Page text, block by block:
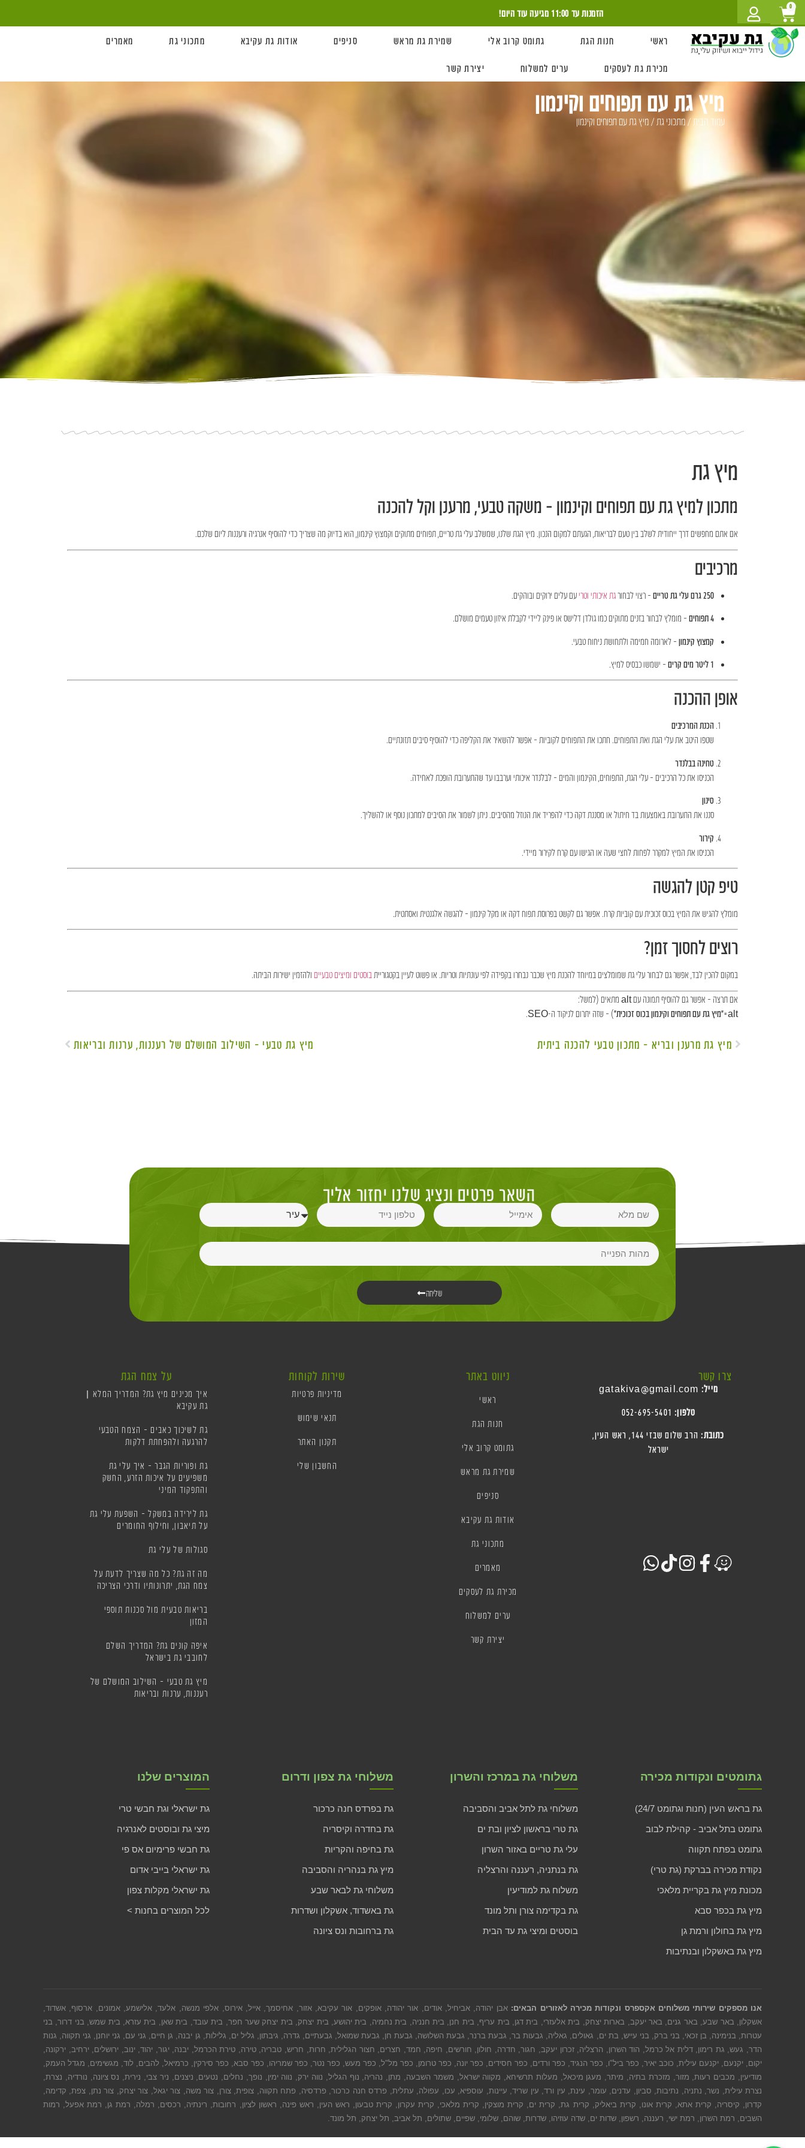
לתוכן
0
הזמנות עד 11:00 מגיעה עוד היום!
ראשי חנות הגת גתומט קרוב אלי שמירת גת מראש סניפים אודות גת עקיבא מתכוני גת מאמרים
מכירת גת לעסקים ערים למשלוח יצירת קשר
מיץ גת עם תפוחים וקינמון
עמוד הבית/מתכוני גת/ מיץ גת עם תפוחים וקינמון
מיץ גת
מתכון למיץ גת עם תפוחים וקינמון – משקה טבעי, מרענן וקל להכנה
אם אתם מחפשים דרך ייחודית לשלב בין טעם לבריאות, הגעתם למקום הנכון. מיץ הגת שלנו, שמשלב עלי גת טריים, תפוחים מתוקים וקמצוץ קינמון, הוא בדיוק מה שצריך כדי להוסיף אנרגיה ורעננות ליום שלכם.
מרכיבים
250 גרם עלי גת טריים – רצוי לבחורגת איכותי וטריעם עלים ירוקים ובוהקים.
4 תפוחים – מומלץ לבחור בזנים מתוקים כמו גולדן דלישס או פינק ליידי לקבלת איזון טעמים מושלם.
קמצוץ קינמון – לארומה חמימה ולתחושת ניחוח טבעי.
1 ליטר מים קרים – ישמשו כבסיס למיץ.
אופן ההכנה
הכנת המרכיבים
שטפו היטב את עלי הגת ואת התפוחים. חתכו את התפוחים לקוביות – אפשר להשאיר את הקליפה כדי להוסיף סיבים תזונתיים.
טחינה בבלנדר
הכניסו את כל הרכיבים – עלי הגת, התפוחים, הקינמון והמים – לבלנדר איכותי וערבבו עד שהתערובת הופכת לאחידה.
סינון
סננו את התערובת באמצעות בד חיתול או מסננת דקה כדי להפריד את הנוזל מהסיבים. ניתן לשמור את הסיבים למתכון נוסף או להשליך.
קירור
הכניסו את המיץ למקרר לפחות לחצי שעה או הגישו עם קרח לקירור מיידי.
טיפ קטן להגשה
מומלץ להגיש את המיץ בכוס זכוכית עם קוביות קרח. אפשר גם לקשט בפרוסת תפוח דקה או מקל קינמון – להגשה אלגנטית ואסתטית.
רוצים לחסוך זמן?
במקום להכין לבד, אפשר גם לבחורעלי גת שמומלצים במיוחד להכנת מיץ שכבר נבחרו בקפידה לפי עונתיות וטריות. או פשוט לעיין בקטגוריית בוסטים ומיצים טבעיים ולהזמין ישירות הביתה.
אם תרצה – אפשר גם להוסיף תמונה עם alt מתאים (למשל:
alt="מיץ גת עם תפוחים וקינמון בכוס זכוכית"
) – שזה יתרום לניקוד ה-SEO.
מיץ גת מרענן ובריא – מתכון טבעי להכנה ביתית מיץ גת טבעי – השילוב המושלם של רעננות, ערנות ובריאות
השאר פרטים ונציג שלנו יחזור אליך
שליחה
צרו קשר
מייל: gatakiva@gmail.com
טלפון: 052-695-5401
כתובת: הרב שלום שבזי 144, ראש העין
,
ישראל
ניווט באתר
ראשי
חנות הגת
גתומט קרוב אלי
שמירת גת מראש
סניפים
אודות גת עקיבא
מתכוני גת
מאמרים
מכירת גת לעסקים
ערים למשלוח
יצירת קשר
שירות לקוחות
מדיניות פרטיות
תנאי שימוש
תקנון האתר
החשבון שלי
על צמח הגת
איך מכינים מיץ גת? המדריך המלא |
גת עקיבא
גת לשיכוך כאבים – הצמח הטבעי
להרגעה ולהפחתת דלקות
גת ופוריות הגבר – איך עלי גת
משפיעים על איכות הזרע, החשק
והתפקוד המיני
גת לירידה במשקל – השפעת עלי גת
על תיאבון, וחילוף החומרים
סגולות של עלי גת
מה זה גת? כל מה שצריך לדעת על
צמח הגת, יתרונותיו ודרכי הצריכה
בריאות טבעית מול סכנות תוספי
המזון
איפה קונים גת? המדריך השלם
לחובבי גת בישראל
מיץ גת טבעי – השילוב המושלם של
רעננות, ערנות ובריאות
גתומטים ונקודות מכירה
גת בראש העין (חנות וגתומט 24/7)
גתומט בתל אביב - קהילת לבוב
גתומט בפתח תקווה
נקודת מכירה בברקת (גת טרי)
מכונת מיץ גת בקריית מלאכי
מיץ גת בכפר סבא
מיץ גת בחולון ורמת גן
מיץ גת באשקלון ובנתיבות
משלוחי גת במרכז והשרון
משלוחי גת לתל אביב והסביבה
גת טרי בראשון לציון ובת ים
עלי גת טריים באזור השרון
גת בנתניה, רעננה והרצליה
משלוח גת למודיעין
גת בקדימה צורן ותל מונד
בוסטים ומיצי גת עד הבית
משלוחי גת צפון ודרום
גת בפרדס חנה כרכור
גת בחדרה וקיסריה
גת בחיפה והקריות
מיץ גת בנהריה והסביבה
משלוחי גת לבאר שבע
גת באשדוד, אשקלון ושדרות
גת ברחובות ונס ציונה
המוצרים שלנו
גת ישראלי וגת חבשי טרי
מיצי גת ובוסטים לאנרגיה
גת חבשי פרימיום אס פי
גת ישראלי בייבי אדום
גת ישראלי מקלות צפון
לכל המוצרים בחנות >
אנו מספקים שירותי משלוחים אקספרס ונקודות מכירה לאזורים הבאים: אבן יהודה, אביחיל, אודים, אור יהודה, אופקים, אור עקיבא, אזור, אחיסמך, אייל, אירוס, אלפי מנשה, אלעד, אלישמע, אמונים, ארסוף, אשדוד,
אשקלון, באר שבע, באר גנים, באר יעקב, בארות יצחק, בית אלעזרי, בית דגן, בית עריף, בית חנן, בית חנניה, בית נחמיה, בית יהושע, בית יצחק, בית יצחק שער חפר, בית עובד, בית שאן, בית עזרא, בית שמש, בני דרור, בני
עטרות, בנימינה, בן זכאי, בני ברק, בני עייש, בת ים, גאולים, גאליה, גבעות בר, גבעת ברנר, גבעת השלושה, גבעת חן, גבעת שמואל, גבעתיים, גדרה, גיבתון, גליל ים, גלילות, גן יבנה, גן חיים, גני עם, גני יוחנן, גני תקווה, גנות
הדר, געש, גת רימון, דלית אל כרמל, הוד השרון, הרצליה, זכרון יעקב, חגור, חדרה, חולון, חורשים, חיפה, חמד, חצרים, חצור הגלילית, חרות, חריש, טבריה, טירה, טירת הכרמל, יבנה, יגור, יהוד, ינוב, ירושלים, ירחיב, ירקונה,
יקום, יקנעם, יקנעם עילית, כוכב יאיר, כפר ביל"ו, כפר הנגיד, כפר ורדים, כפר חסידים, כפר יונה, כפר טרומן, כפר מל"ל, כפר מעש, כפר נטר, כפר שמריהו, כפר סבא, כפר סירקין, כרמיאל, להבים, לוד, מגשימים, מגדל העמק,
מודיעין, מכבים רעות, מזור, מזכרת בתיה, מיתר, מעגן מיכאל, מעלות תרשיחא, מקווה ישראל, משמר השבעה, מתן, נהריה, נוף הגליל, נווה ירק, נווה ימין, נופך, נחלים, נטעים, ניצנים, ניר צבי, נירית, נס ציונה, נורדיה, נצרת,
נצרת עילית, נשר, נתניה, נתיבות, סביון, עדנים, עומר, עינת, עין ורד, עין שריד, עיינות, עוספיא, עכו, עפולה, עתלית, פרדס חנה כרכור, פרדסיה, פתח תקווה, צופית, צורן, צור משה, צור יגאל, צור יצחק, צור נתן, צפת, קדימה,
קדרון, קיסריה, קרית אתא, קרית אונו, קרית ביאליק, קרית גת, קרית ים, קרית מוצקין, קרית מלאכי, קרית עקרון, קרית טבעון, ראש העין, ראש פינה, ראשון לציון, רחובות, רינתיה, רכסים, רמלה, רמת גן, רמת אפעל, רמות
השבים, רמת השרון, רמת ישי, רעננה, רשפון, שדות ים, שדה עוזיהו, שדרות, שוהם, שלומי, שפיים, שתולים, תל אביב, תל יצחק, תל מונד.